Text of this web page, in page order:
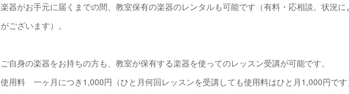
楽器がお手元に届くまでの間、教室保有の楽器のレンタルも可能です（有料・応相談。状況
がございます）。
ご自身の楽器をお持ちの方も、教室が保有する楽器を使ってのレッスン受講が可能です。
使用料 一ヶ月につき1,000円（ひと月何回レッスンを受講しても使用料はひと月1,000円です